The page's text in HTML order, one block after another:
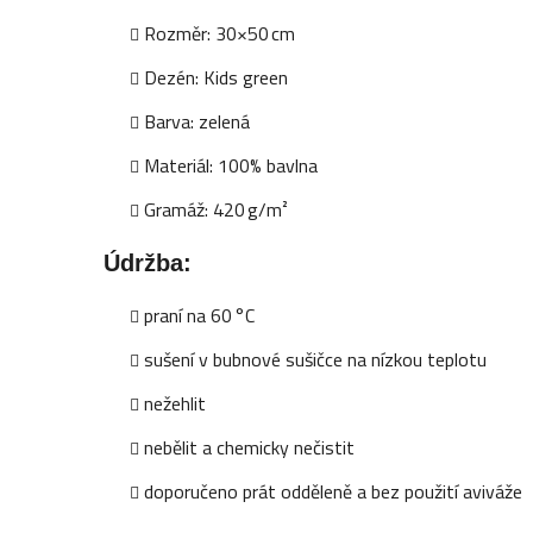
Rozměr: 30×50 cm
Dezén: Kids green
Barva: zelená
Materiál: 100% bavlna
Gramáž: 420 g/m²
Údržba:
praní na 60 °C
sušení v bubnové sušičce na nízkou teplotu
nežehlit
nebělit a chemicky nečistit
doporučeno prát odděleně a bez použití aviváže